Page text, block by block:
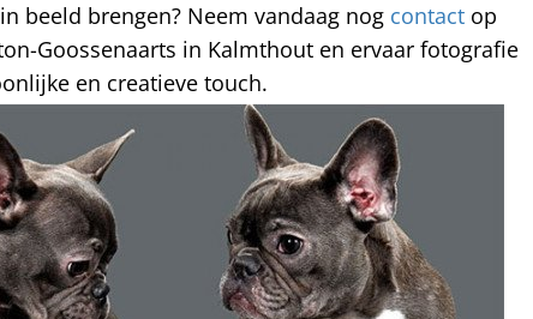
beeld brengen? Neem vandaag nog contact op
Goossenaarts in Kalmthout en ervaar fotografie
en creatieve touch.